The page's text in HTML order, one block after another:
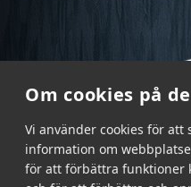
Om cookies på
Vi använder cookies för att
information om
för att förbättra funktioner